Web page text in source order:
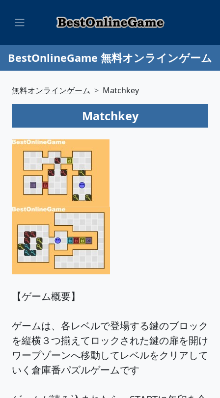
BestOnlineGame 無料オンラインゲーム
無料オンラインゲーム Matchkey
Matchkey
【ゲーム概要】
ゲームは、各レベルで登場する鍵のブロック
を縦横３つ揃えてロックされた鍵の扉を開け
ワープゾーンへ移動してレベルをクリアして
いく倉庫番パズルゲームです